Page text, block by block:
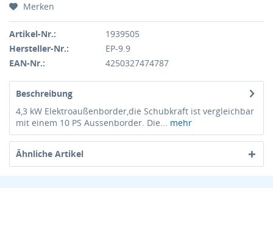
Merken
Artikel-Nr.:
1939505
Hersteller-Nr.:
EP-9.9
EAN-Nr.:
4250327474787
Beschreibung
4,3 kW Elektroaußenborder,die Schubkraft ist vergleichbar
mit einem 10 PS Aussenborder. Die... mehr
Ähnliche Artikel